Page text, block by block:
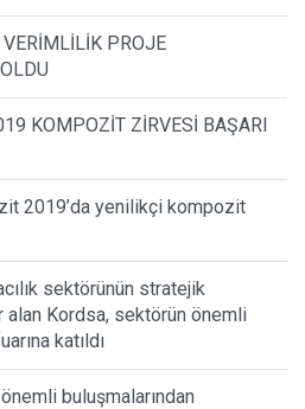
PROJE
KOMPOZİT ZİRVESİ BAŞARI
2019’da yenilikçi kompozit
sektörünün stratejik
alan Kordsa, sektörün önemli
katıldı
buluşmalarından